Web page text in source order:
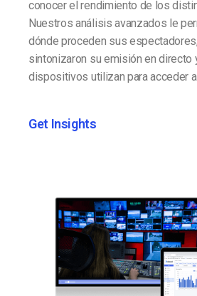
conocer el rendimiento de los
Nuestros análisis avanzados le
dónde proceden sus
sintonizaron su emisión en directo
dispositivos utilizan para acceder
Get Insights